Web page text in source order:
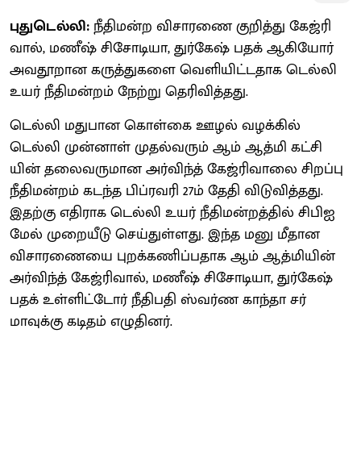
புதுடெல்லி:நீதி​மன்ற விசா​ரணை குறித்து கேஜ்ரி​
வால், மணீஷ் சிசோடி​யா, துர்​கேஷ் பதக் ஆகியோர்
அவதூறான கருத்​துகளை வெளி​யிட்​ட​தாக டெல்லி
உயர் நீதி​மன்​றம் நேற்று தெரி​வித்​தது.
டெல்லி மது​பான கொள்கை ஊழல் வழக்​கில்
டெல்லி முன்​னாள் முதல்​வரும் ஆம் ஆத்மி கட்​சி​
யின் தலை​வரு​மான அர்​விந்த் கேஜ்ரிவாலை சிறப்பு
நீதி​மன்​றம் கடந்த பிப்​ர​வரி 27ம் தேதி விடுவித்தது.
இதற்கு எதி​ராக டெல்லி உயர் நீதி​மன்​றத்​தில் சிபிஐ
மேல் முறையீடு செய்​துள்​ளது. இந்த மனு மீதான
விசா​ரணையை புறக்கணிப்​ப​தாக ஆம் ஆத்​மி​யின்
அர்​விந்த் கேஜ்ரி​வால், மணீஷ் சிசோடி​யா, துர்​கேஷ்
பதக் உள்​ளிட்​டோர் நீதிபதி ஸ்வர்ண காந்தா சர்​
மாவுக்கு கடிதம் எழு​தினர்.